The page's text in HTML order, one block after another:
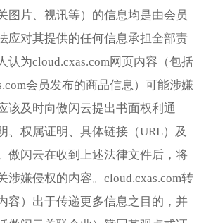
图片、视讯等）的信息均是由会员
应对其提供的任何信息承担全部责
认为cloud.cxas.com网页内容（包括
会员发布的商品信息）可能涉嫌
该及时向傲闪云提出书面权利通
、权属证明、具体链接（URL）及
傲闪云在收到上述法律文件后，将
涉嫌侵权的内容。cloud.cxas.com转
容）出于传递更多信息之目的，并